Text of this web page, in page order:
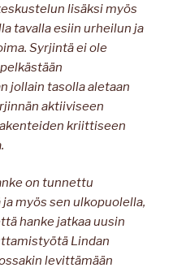
lisäksi myös
tavalla esiin urheilun ja
Syrjintä ei ole
jollain tasolla aletaan
aktiiviseen
kriittiseen
on tunnettu
myös sen ulkopuolella,
hanke jatkaa uusin
Lindan
levittämään